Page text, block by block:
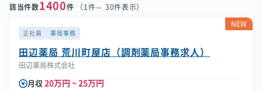
該当件数 1400件 （1件～ 30件表示）
NEW
正社員 薬局事務
田辺薬局 荒川町屋店（調剤薬局事務求人）
田辺薬局株式会社
月収 20万円 ~ 25万円